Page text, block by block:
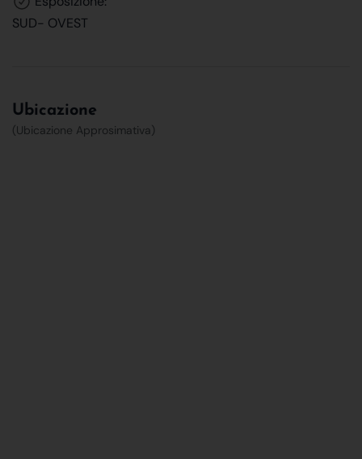
SUD- OVEST
Ubicazione
(Ubicazione Approsimativa)